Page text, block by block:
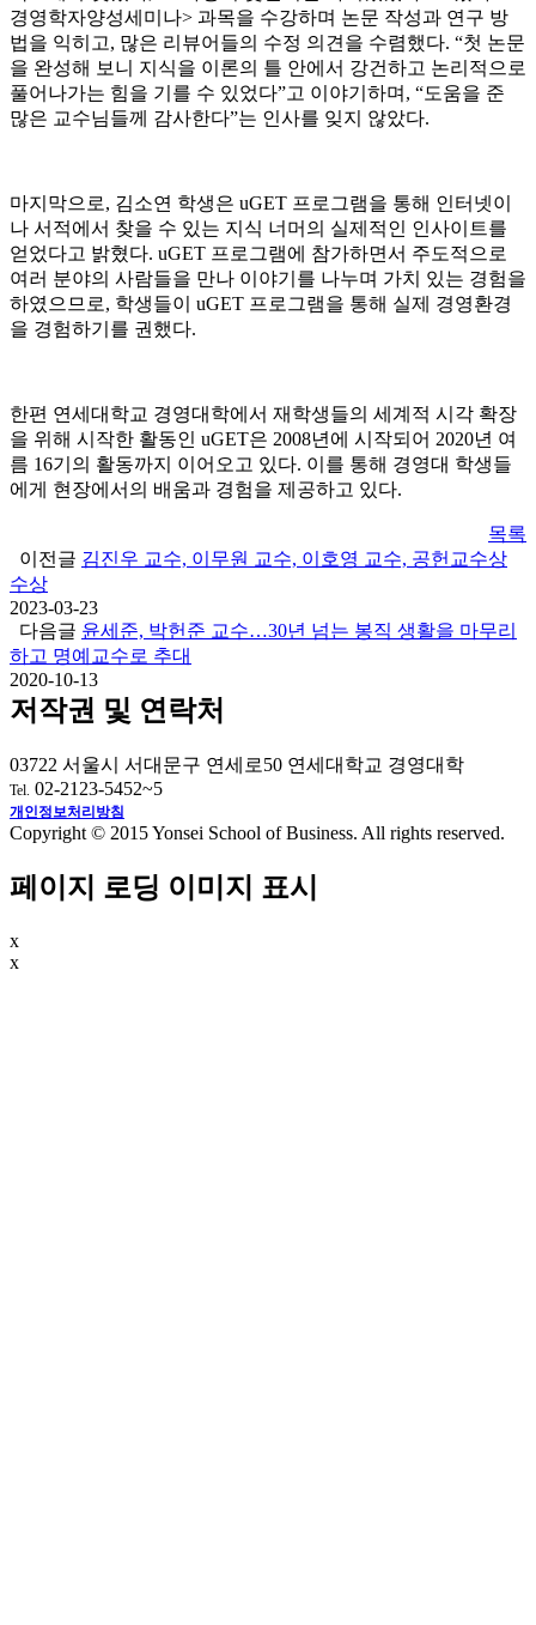
경영학자양성세미나> 과목을 수강하며 논문 작성과 연구 방
법을 익히고, 많은 리뷰어들의 수정 의견을 수렴했다. “첫 논문
을 완성해 보니 지식을 이론의 틀 안에서 강건하고 논리적으로
풀어나가는 힘을 기를 수 있었다”고 이야기하며, “도움을 준
많은 교수님들께 감사한다”는 인사를 잊지 않았다.
마지막으로, 김소연 학생은 uGET 프로그램을 통해 인터넷이
나 서적에서 찾을 수 있는 지식 너머의 실제적인 인사이트를
얻었다고 밝혔다. uGET 프로그램에 참가하면서 주도적으로
여러 분야의 사람들을 만나 이야기를 나누며 가치 있는 경험을
하였으므로, 학생들이 uGET 프로그램을 통해 실제 경영환경
을 경험하기를 권했다.
한편 연세대학교 경영대학에서 재학생들의 세계적 시각 확장
을 위해 시작한 활동인 uGET은 2008년에 시작되어 2020년 여
름 16기의 활동까지 이어오고 있다. 이를 통해 경영대 학생들
에게 현장에서의 배움과 경험을 제공하고 있다.
목록
이전글 김진우 교수, 이무원 교수, 이호영 교수, 공헌교수상
수상
2023-03-23
다음글 윤세준, 박헌준 교수…30년 넘는 봉직 생활을 마무리
하고 명예교수로 추대
2020-10-13
저작권 및 연락처
03722 서울시 서대문구 연세로50 연세대학교 경영대학
Tel. 02-2123-5452~5
개인정보처리방침
Copyright © 2015 Yonsei School of Business. All rights reserved.
페이지 로딩 이미지 표시
x
x